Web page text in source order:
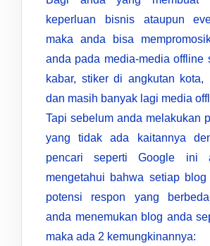
keperluan bisnis ataupun
maka anda bisa
anda pada media-media offline
kabar, stiker di angkutan kota,
dan masih banyak lagi media
Tapi sebelum anda melakukan
yang tidak ada kaitannya
pencari seperti Google ini
mengetahui bahwa setiap blog
potensi respon yang
anda menemukan blog anda
maka ada 2 kemungkinannya: